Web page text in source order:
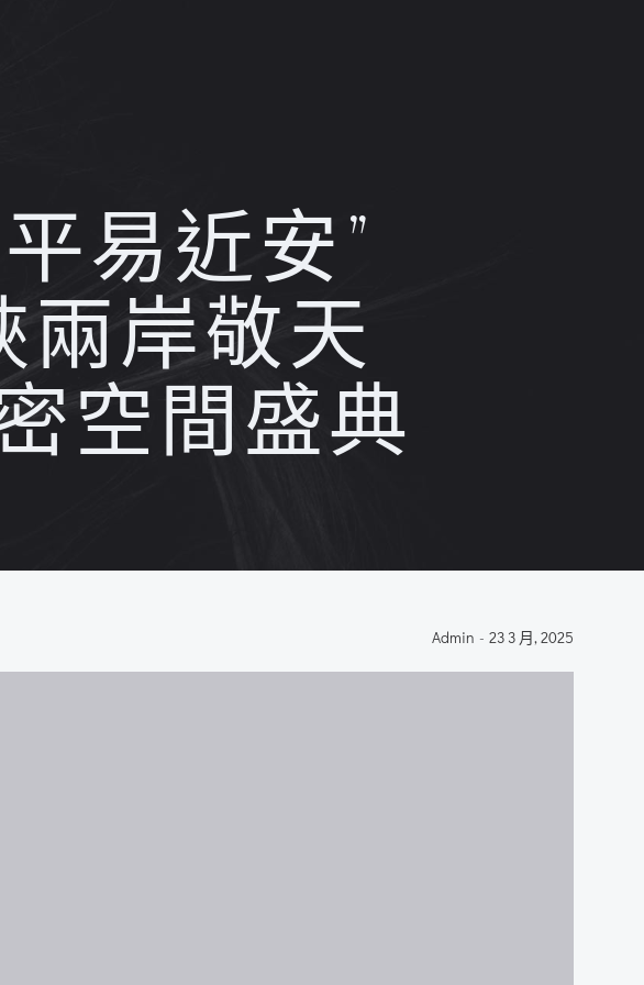
易近安”
兩岸敬天
空間盛典
Admin - 23 3 月, 2025